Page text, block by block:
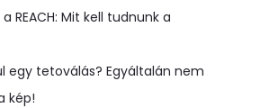
REACH: Mit kell tudnunk a
egy tetoválás? Egyáltalán nem
kép!